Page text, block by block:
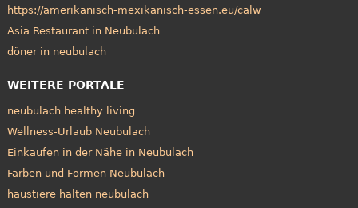
https://amerikanisch-mexikanisch-essen.eu/calw
Asia Restaurant in Neubulach
döner in neubulach
WEITERE PORTALE
neubulach healthy living
Wellness-Urlaub Neubulach
Einkaufen in der Nähe in Neubulach
Farben und Formen Neubulach
haustiere halten neubulach